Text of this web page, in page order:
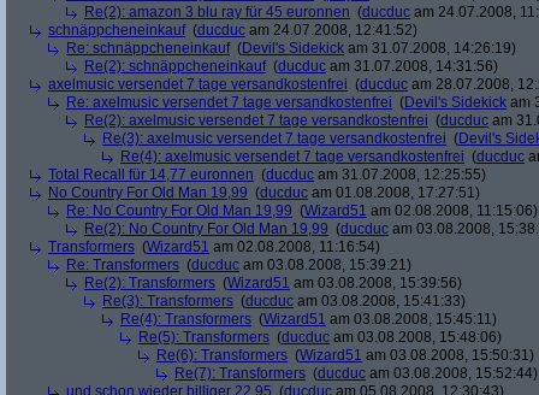
Re(2): amazon 3 blu ray für 45 euronnen (ducduc am 24.07.2008,
schnäppcheneinkauf(ducduc am 24.07.2008, 12:41:52)
Re: schnäppcheneinkauf(Devil's Sidekick am 31.07.2008, 14:26:19)
Re(2): schnäppcheneinkauf(ducduc am 31.07.2008, 14:31:56)
axelmusic versendet 7 tage versandkostenfrei (ducduc am 28.07.2008,
Re: axelmusic versendet 7 tage versandkostenfrei (Devil's Sidekick am
Re(2): axelmusic versendet 7 tage versandkostenfrei (ducduc am
Re(3): axelmusic versendet 7 tage versandkostenfrei (Devil's
Re(4): axelmusic versendet 7 tage versandkostenfrei (ducduc
Total Recall für 14,77 euronnen (ducduc am 31.07.2008, 12:25:55)
No Country For Old Man 19,99 (ducduc am 01.08.2008, 17:27:51)
Re: No Country For Old Man 19,99 (Wizard51 am 02.08.2008, 11:15:06)
Re(2): No Country For Old Man 19,99 (ducduc am 03.08.2008,
Transformers (Wizard51 am 02.08.2008, 11:16:54)
Re: Transformers (ducduc am 03.08.2008, 15:39:21)
Re(2): Transformers (Wizard51 am 03.08.2008, 15:39:56)
Re(3): Transformers (ducduc am 03.08.2008, 15:41:33)
Re(4): Transformers (Wizard51 am 03.08.2008, 15:45:11)
Re(5): Transformers (ducduc am 03.08.2008, 15:48:06)
Re(6): Transformers (Wizard51 am 03.08.2008, 15:50:31)
Re(7): Transformers (ducduc am 03.08.2008, 15:52:44)
und schon wieder billiger 22,95 (ducduc am 05.08.2008, 12:30:43)